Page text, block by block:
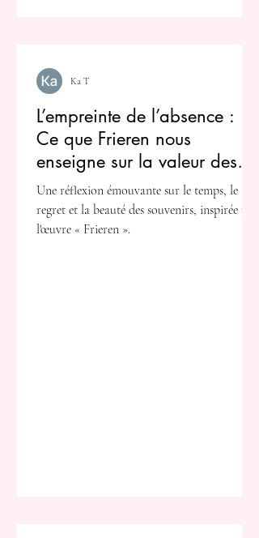
L’empreinte de l’absence :
Ce que Frieren nous
enseigne sur la valeur des
instants éphémères
Une réflexion émouvante sur le temps, le
regret et la beauté des souvenirs, inspirée par
l'œuvre « Frieren ».
Ka T